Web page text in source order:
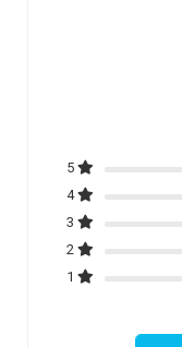
5
4
3
2
1